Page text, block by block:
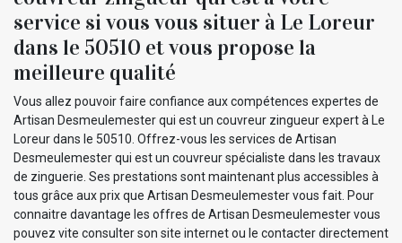
service si vous vous situer à Le Loreur
dans le 50510 et vous propose la
meilleure qualité
Vous allez pouvoir faire confiance aux compétences expertes de
Artisan Desmeulemester qui est un couvreur zingueur expert à Le
Loreur dans le 50510. Offrez-vous les services de Artisan
Desmeulemester qui est un couvreur spécialiste dans les travaux
de zinguerie. Ses prestations sont maintenant plus accessibles à
tous grâce aux prix que Artisan Desmeulemester vous fait. Pour
connaitre davantage les offres de Artisan Desmeulemester vous
pouvez vite consulter son site internet ou le contacter directement